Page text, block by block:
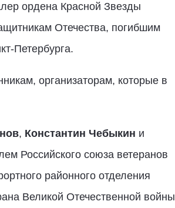
ордена Красной Звезды
Отечества, погибшим
Петербурга.
организаторам, которые в
, Константин Чебыкин и
Российского союза ветеранов
районного отделения
Великой Отечественной войны